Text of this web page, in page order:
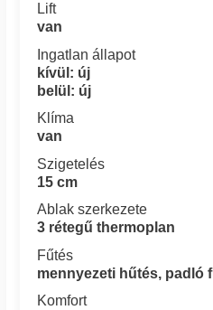
Lift
van
Ingatlan állapot
kívül: új
belül: új
Klíma
van
Szigetelés
15 cm
Ablak szerkezete
3 rétegű thermoplan
Fűtés
mennyezeti hűtés, padló
Komfort